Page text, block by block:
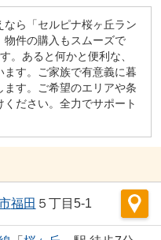
ら「セルピナ桜ヶ丘ラン
物件の購入もスムーズで
。あると何かと便利な、
す。ご家族で有意義に暮
す。ご希望のエリアや条
ださい。全力でサポート
福田 ５丁目5-1